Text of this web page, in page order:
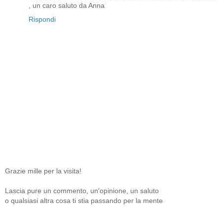
, un caro saluto da Anna
Rispondi
Grazie mille per la visita!
Lascia pure un commento, un'opinione, un saluto
o qualsiasi altra cosa ti stia passando per la mente